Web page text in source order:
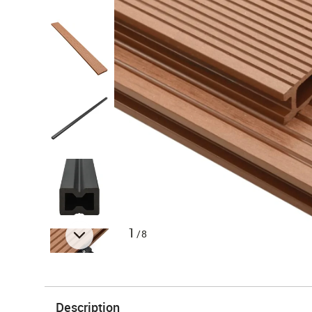
1 /8
Description